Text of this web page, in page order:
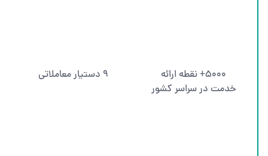
۵۰۰۰+ نقطه ارائه
خدمت در سراسر کشور
۹ دستیار معاملاتی